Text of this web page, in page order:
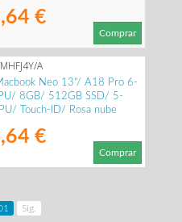
€
Comprar
A
Neo 13"/ A18 Pro 6-
8GB/ 512GB SSD/ 5-
Touch-ID/ Rosa nube
€
Comprar
Sig.